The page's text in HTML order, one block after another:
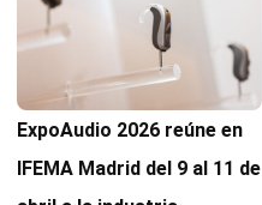
ExpoAudio 2026 reúne en
IFEMA Madrid del 9 al 11 de